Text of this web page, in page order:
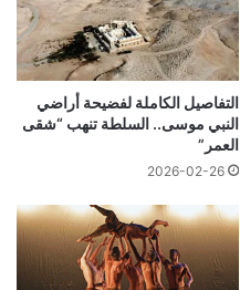
التفاصيل الكاملة لفضيحة أراضي
النبي موسى.. السلطة تنهب “شقى
العمر”
2026-02-26